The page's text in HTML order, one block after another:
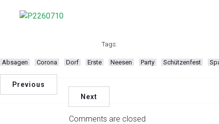
Tags:
Absagen Corona Dorf Erste Neesen Party Schützenfest
Previous
Next
Comments are closed